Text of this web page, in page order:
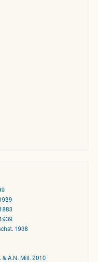
1938
A.N. Mill. 2010